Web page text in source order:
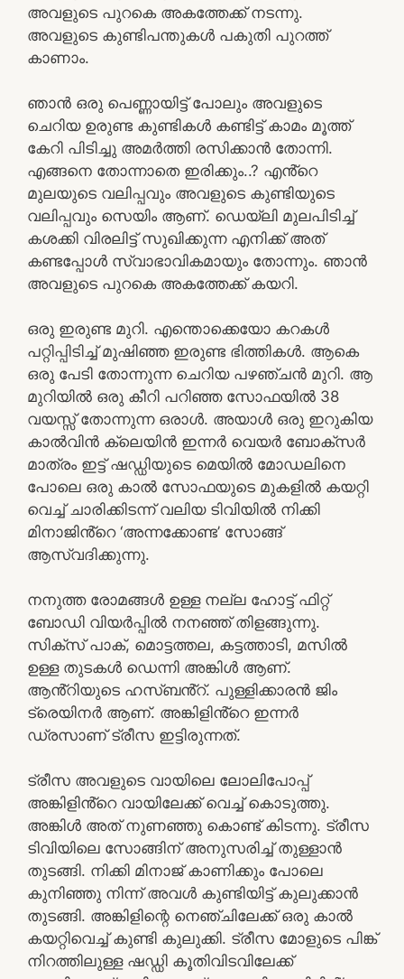
അവളുടെ പുറകെ അകത്തേക്ക് നടന്നു.
അവളുടെ കുണ്ടിപന്തുകൾ പകുതി പുറത്ത്
കാണാം.
ഞാൻ ഒരു പെണ്ണായിട്ട് പോലും അവളുടെ
ചെറിയ ഉരുണ്ട കുണ്ടികൾ കണ്ടിട്ട് കാമം മൂത്ത്
കേറി പിടിച്ചു അമർത്തി രസിക്കാൻ തോന്നി.
എങ്ങനെ തോന്നാതെ ഇരിക്കും..? എൻ്റെ
മുലയുടെ വലിപ്പവും അവളുടെ കുണ്ടിയുടെ
വലിപ്പവും സെയിം ആണ്. ഡെയ്‌ലി മുലപിടിച്ച്
കശക്കി വിരലിട്ട് സുഖിക്കുന്ന എനിക്ക് അത്
കണ്ടപ്പോൾ സ്വാഭാവികമായും തോന്നും. ഞാൻ
അവളുടെ പുറകെ അകത്തേക്ക് കയറി.
ഒരു ഇരുണ്ട മുറി. എന്തൊക്കെയോ കറകൾ
പറ്റിപ്പിടിച്ച് മുഷിഞ്ഞ ഇരുണ്ട ഭിത്തികൾ. ആകെ
ഒരു പേടി തോന്നുന്ന ചെറിയ പഴഞ്ചൻ മുറി. ആ
മുറിയിൽ ഒരു കീറി പറിഞ്ഞ സോഫയിൽ 38
വയസ്സ് തോന്നുന്ന ഒരാൾ. അയാൾ ഒരു ഇറുകിയ
കാൽവിൻ ക്ലെയിൻ ഇന്നർ വെയർ ബോക്സർ
മാത്രം ഇട്ട് ഷഡ്ഡിയുടെ മെയിൽ മോഡലിനെ
പോലെ ഒരു കാൽ സോഫയുടെ മുകളിൽ കയറ്റി
വെച്ച് ചാരിക്കിടന്ന് വലിയ ടിവിയിൽ നിക്കി
മിനാജിൻ്റെ ‘അന്നക്കോണ്ട’ സോങ്ങ്
ആസ്വദിക്കുന്നു.
നനുത്ത രോമങ്ങൾ ഉള്ള നല്ല ഹോട്ട് ഫിറ്റ്
ബോഡി വിയർപ്പിൽ നനഞ്ഞ് തിളങ്ങുന്നു.
സിക്സ് പാക്, മൊട്ടത്തല, കട്ടത്താടി, മസിൽ
ഉള്ള തുടകൾ ഡെന്നി അങ്കിൾ ആണ്.
ആൻ്റിയുടെ ഹസ്ബൻ്റ്. പുള്ളിക്കാരൻ ജിം
ട്രെയിനർ ആണ്. അങ്കിളിൻ്റെ ഇന്നർ
ഡ്രസാണ് ട്രീസ ഇട്ടിരുന്നത്.
ട്രീസ അവളുടെ വായിലെ ലോലിപോപ്പ്
അങ്കിളിൻ്റെ വായിലേക്ക് വെച്ച് കൊടുത്തു.
അങ്കിൾ അത് നുണഞ്ഞു കൊണ്ട് കിടന്നു. ട്രീസ
ടിവിയിലെ സോങ്ങിന് അനുസരിച്ച് തുള്ളാൻ
തുടങ്ങി. നിക്കി മിനാജ് കാണിക്കും പോലെ
കുനിഞ്ഞു നിന്ന് അവൾ കുണ്ടിയിട്ട് കുലുക്കാൻ
തുടങ്ങി. അങ്കിളിന്റെ നെഞ്ചിലേക്ക് ഒരു കാൽ
കയറ്റിവെച്ച് കുണ്ടി കുലുക്കി. ട്രീസ മോളുടെ പിങ്ക്
നിറത്തിലുള്ള ഷഡ്ഡി കൂതിവിടവിലേക്ക്